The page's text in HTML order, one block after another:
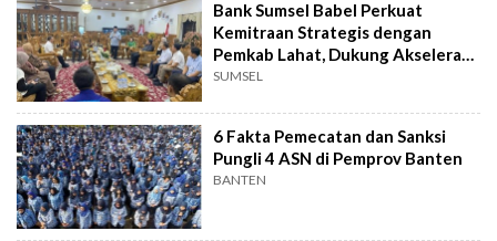
Bank Sumsel Babel Perkuat
Kemitraan Strategis dengan
Pemkab Lahat, Dukung Akselerasi
Ekonomi Daerah
SUMSEL
6 Fakta Pemecatan dan Sanksi
Pungli 4 ASN di Pemprov Banten
BANTEN